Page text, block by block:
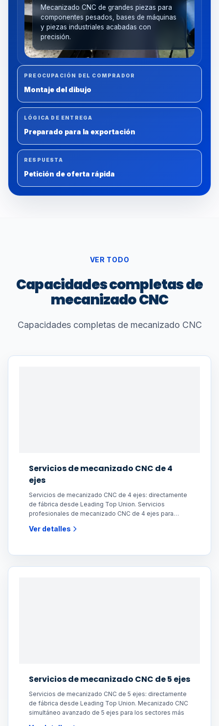
Mecanizado CNC de grandes piezas para
componentes pesados, bases de máquinas
y piezas industriales acabadas con
precisión.
PREOCUPACIÓN DEL COMPRADOR
Montaje del dibujo
LÓGICA DE ENTREGA
Preparado para la exportación
RESPUESTA
Petición de oferta rápida
VER TODO
Capacidades completas de
mecanizado CNC
Capacidades completas de mecanizado CNC
Servicios de mecanizado CNC de 4
ejes
Servicios de mecanizado CNC de 4 ejes: directamente
de fábrica desde Leading Top Union. Servicios
profesionales de mecanizado CNC de 4 ejes para
Ver detalles
Servicios de mecanizado CNC de 5 ejes
Servicios de mecanizado CNC de 5 ejes: directamente
de fábrica desde Leading Top Union. Mecanizado CNC
simultáneo avanzado de 5 ejes para los sectores más